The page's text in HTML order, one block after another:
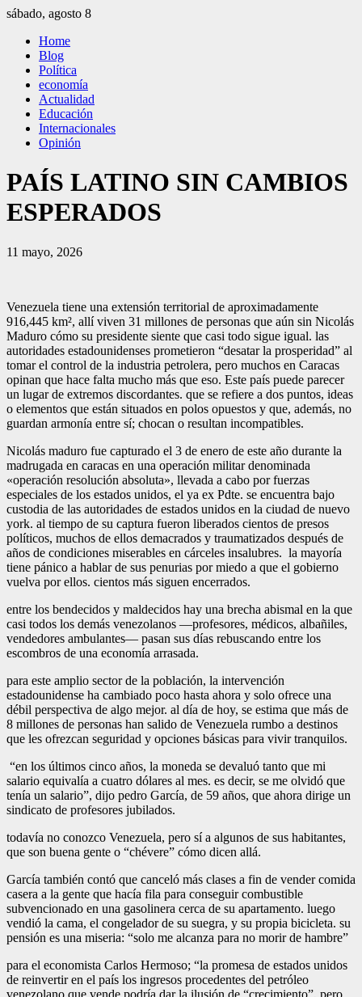
Saltar
contenido
sábado, agosto 8
El Independiente
El independiente Libre y Transparente
Home
Blog
Política
economía
Actualidad
Educación
Internacionales
Opinión
PAÍS LATINO SIN CAMBIOS
ESPERADOS
11 mayo, 2026
Venezuela tiene una extensión territorial de aproximadamente
916,445 km², allí viven 31 millones de personas que aún sin Nicolás
Maduro cómo su presidente siente que casi todo sigue igual. las
autoridades estadounidenses prometieron “desatar la prosperidad” al
tomar el control de la industria petrolera, pero muchos en Caracas
opinan que hace falta mucho más que eso. Este país puede parecer
un lugar de extremos discordantes. que se refiere a dos puntos, ideas
o elementos que están situados en polos opuestos y que, además, no
guardan armonía entre sí; chocan o resultan incompatibles.
Nicolás maduro fue capturado el 3 de enero de este año durante la
madrugada en caracas en una operación militar denominada
«operación resolución absoluta», llevada a cabo por fuerzas
especiales de los estados unidos, el ya ex Pdte. se encuentra bajo
custodia de las autoridades de estados unidos en la ciudad de nuevo
york. al tiempo de su captura fueron liberados cientos de presos
políticos, muchos de ellos demacrados y traumatizados después de
años de condiciones miserables en cárceles insalubres. la mayoría
tiene pánico a hablar de sus penurias por miedo a que el gobierno
vuelva por ellos. cientos más siguen encerrados.
entre los bendecidos y maldecidos hay una brecha abismal en la que
casi todos los demás venezolanos —profesores, médicos, albañiles,
vendedores ambulantes— pasan sus días rebuscando entre los
escombros de una economía arrasada.
para este amplio sector de la población, la intervención
estadounidense ha cambiado poco hasta ahora y solo ofrece una
débil perspectiva de algo mejor. al día de hoy, se estima que más de
8 millones de personas han salido de Venezuela rumbo a destinos
que les ofrezcan seguridad y opciones básicas para vivir tranquilos.
“en los últimos cinco años, la moneda se devaluó tanto que mi
salario equivalía a cuatro dólares al mes. es decir, se me olvidó que
tenía un salario”, dijo pedro García, de 59 años, que ahora dirige un
sindicato de profesores jubilados.
todavía no conozco Venezuela, pero sí a algunos de sus habitantes,
que son buena gente o “chévere” cómo dicen allá.
García también contó que canceló más clases a fin de vender comida
casera a la gente que hacía fila para conseguir combustible
subvencionado en una gasolinera cerca de su apartamento. luego
vendió la cama, el congelador de su suegra, y su propia bicicleta. su
pensión es una miseria: “solo me alcanza para no morir de hambre”
para el economista Carlos Hermoso; “la promesa de estados unidos
de reinvertir en el país los ingresos procedentes del petróleo
venezolano que vende podría dar la ilusión de “crecimiento”, pero